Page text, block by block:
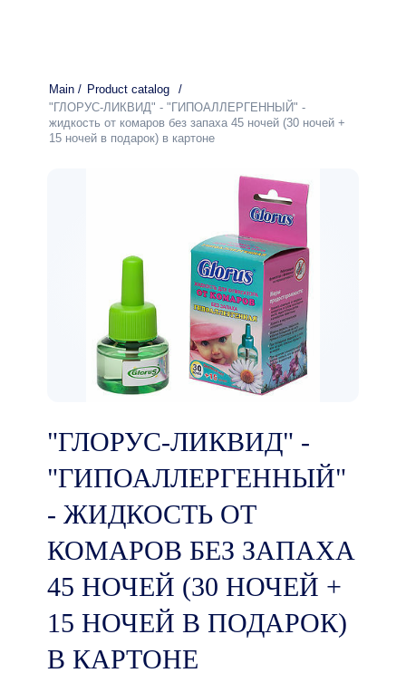
Main / Product catalog
/
"ГЛОРУС-ЛИКВИД" - "ГИПОАЛЛЕРГЕННЫЙ" -
жидкость от комаров без запаха 45 ночей (30 ночей +
15 ночей в подарок) в картоне
"ГЛОРУС-ЛИКВИД" -
"ГИПОАЛЛЕРГЕННЫЙ"
- ЖИДКОСТЬ ОТ
КОМАРОВ БЕЗ ЗАПАХА
45 НОЧЕЙ (30 НОЧЕЙ +
15 НОЧЕЙ В ПОДАРОК)
В КАРТОНЕ